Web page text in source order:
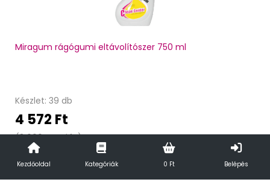
Miragum rágógumi eltávolítószer 750 ml
Készlet: 39 db
4 572 Ft
(3 600 Ft + áfa)
Kezdőoldal Kategóriák 0 Ft Belépés